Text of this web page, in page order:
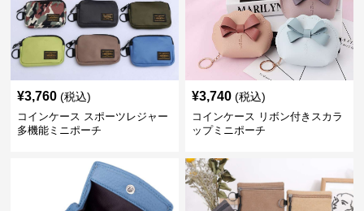
¥3,760 (税込)
コインケース スポーツレジャー
多機能ミニポーチ
¥3,740 (税込)
コインケース リボン付きスカラ
ップミニポーチ